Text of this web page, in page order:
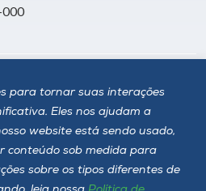
para tornar suas interações
Eles nos ajudam a
website está sendo usado,
conteúdo sob medida para
sobre os tipos diferentes de
000